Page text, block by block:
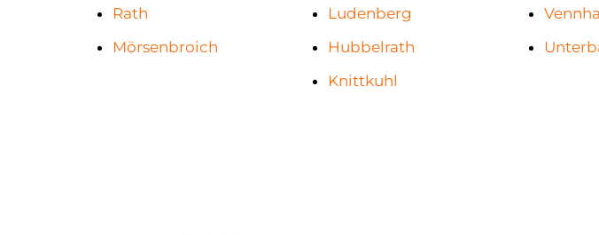
Rath
Mörsenbroich
Ludenberg
Hubbelrath
Knittkuhl